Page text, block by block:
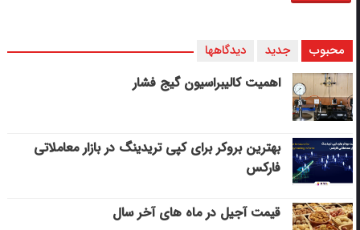
محبوب جدید دیدگاهها
اهمیت کالیبراسیون گیج فشار
بهترین بروکر برای کپی‌ تریدینگ در بازار معاملاتی
فارکس
قیمت آجیل در ماه های آخر سال